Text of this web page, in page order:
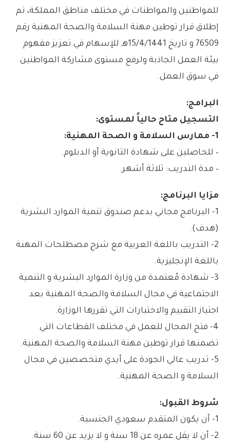
للمواطنين والمواطنات في مختلف مناطق المملكة، تم
إطلاق قرار توطين مهنة السلامة والصحة المهنية رقم
76509 و تاريخ 15/4/1441هـ للإسهام في تعزيز مفهوم
بيئة العمل الجاذبة ولرفع مستوى مشاركة المواطنين
في سوق العمل.
البرامج:
التسجيل متاح حالياً لمستوى:
1- ممارس السلامة و الصحة المهنية:
– للحاصلين على شهادة الثانوية أو الدبلوم.
– مدة التدريب: ثلاثة أشهر.
مزايا البرنامج:
1- البرنامج مجاني بدعم صندوق تنمية الموارد البشرية
(هدف).
2- التدريب باللغة العربية مع شرح مصطلحات المهنة
باللغة الإنجليزية.
3- شهادة مُعتمدة من وزارة الموارد البشرية و التنمية
الاجتماعية في مجال السلامة والصحة المهنية بعد
اجتياز التقييم والاختبارات التي تقررها الوزارة.
4- فتح المجال للعمل في مختلف القطاعات التي
تضمنها قرار توطين مهنة السلامة والصحة المهنية.
5- تدريب عالي الجودة على أيدي متخصصين في مجال
السلامة و الصحة المهنية.
شروط القبول:
1- أن يكون المتقدم سعودي الجنسية.
2- أن لا يقل عمره عن 18 سنة و لا يزيد عن 60 سنة.